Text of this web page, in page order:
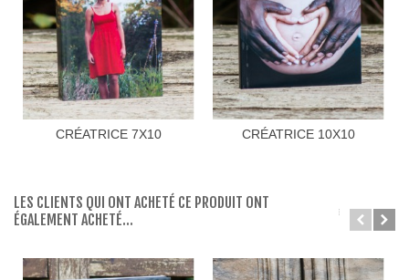
CRÉATRICE 7X10 CRÉATRICE 10X10
LES CLIENTS QUI ONT ACHETÉ CE PRODUIT ONT
ÉGALEMENT ACHETÉ...